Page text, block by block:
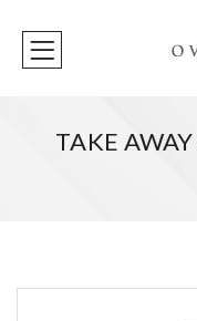
TAKE